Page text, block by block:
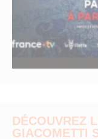
DÉCOUVREZ
GIACOMETTI